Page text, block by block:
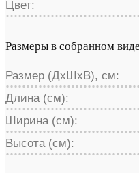
Цвет:
Размеры в собранном виде
Размер (ДхШхВ), см:
Длина (см):
Ширина (см):
Высота (см):